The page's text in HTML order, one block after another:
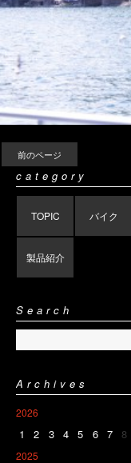
前のページ
category
TOPIC バイク
製品紹介
Search
Archives
2026
1 2 3 4 5 6 7 8
2025